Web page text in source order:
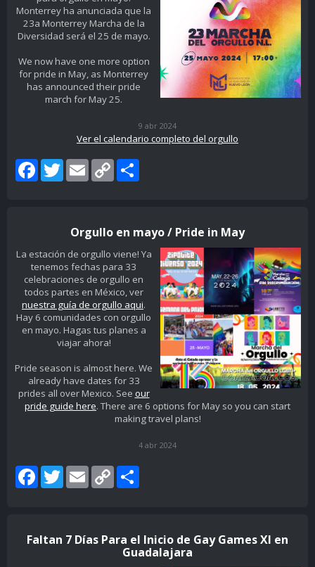
Monterrey ha anunciada que la
23a Monterrey Marcha de la
Diversidad será el 25 de mayo.
We now have one more option
for pride in May, as Monterrey
has announced their pride
march for May 25.
9 abr 2024
Ver el calendario completo del orgullo
FacebookTwitterEmail Copy
Link
Orgullo en mayo / Pride in May
La estación de orgullo viene! Ya
tenemos fechas para 33
celebraciones de orgullo en
todos partes en México, ver
nuestra guía de orgullo aqui.
Hay 6 comunidades con orgullo
en mayo. Hagas tus planes a
viajar ahora!
Pride season is almost here. We
already have dates for 33
prides all over Mexico. See our
pride guide here. There are 6 options for May so you can start
making travel plans!
4 abr 2024
FacebookTwitterEmail Copy
Link
Faltan 7 Días Para el Inicio de Gay Games XI en
Guadalajara